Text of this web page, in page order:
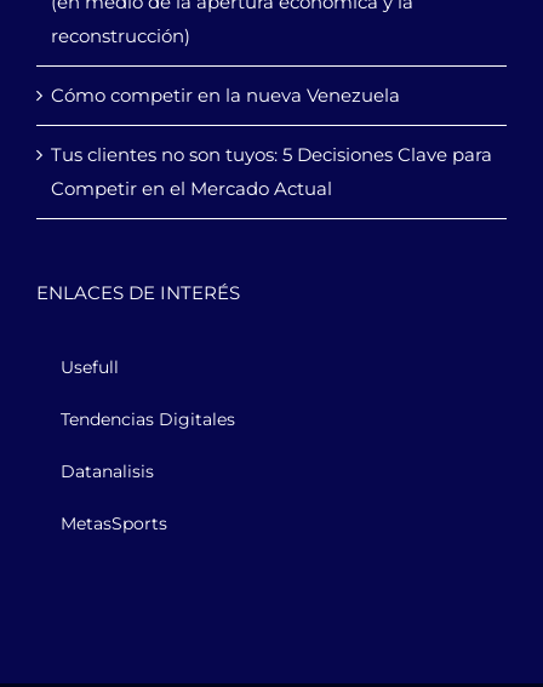
reconstrucción)
Cómo competir en la nueva Venezuela
Tus clientes no son tuyos: 5 Decisiones Clave para
Competir en el Mercado Actual
ENLACES DE INTERÉS
Usefull
Tendencias Digitales
Datanalisis
MetasSports